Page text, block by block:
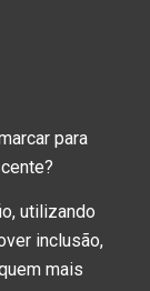
para
utilizando
inclusão,
mais